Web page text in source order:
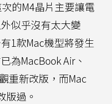
的M4晶片主要讓電
似乎沒有太大變
1款Mac機型將發生
為MacBook Air、
重新改版，而Mac
版過。